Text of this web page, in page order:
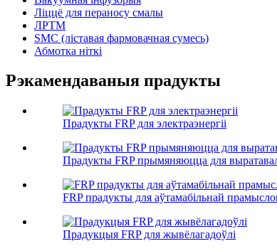
Ліццё для пераносу смалы
ЛРТМ
SMC (ліставая фармовачная сумесь)
Абмотка ніткі
Рэкамендаваныя прадукты
Прадукты FRP для электраэнергіі
Прадукты FRP прымяняюцца для
FRP прадукты для аўтамабільнай
Прадукцыя FRP для жывёлагадоўлі